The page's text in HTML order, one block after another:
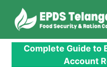
content
Complete Guide to
Account